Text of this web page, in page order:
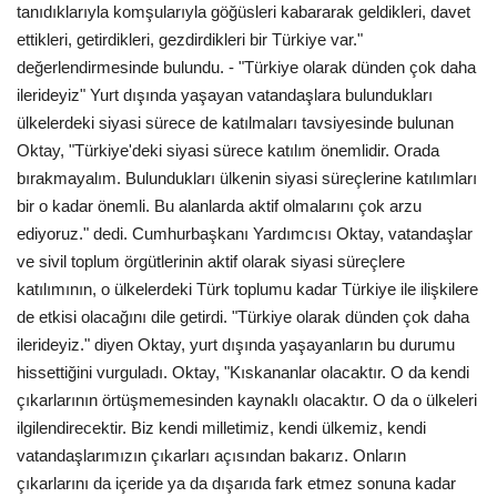
tanıdıklarıyla komşularıyla göğüsleri kabararak geldikleri, davet
ettikleri, getirdikleri, gezdirdikleri bir Türkiye var."
değerlendirmesinde bulundu. - "Türkiye olarak dünden çok daha
ilerideyiz" Yurt dışında yaşayan vatandaşlara bulundukları
ülkelerdeki siyasi sürece de katılmaları tavsiyesinde bulunan
Oktay, "Türkiye'deki siyasi sürece katılım önemlidir. Orada
bırakmayalım. Bulundukları ülkenin siyasi süreçlerine katılımları
bir o kadar önemli. Bu alanlarda aktif olmalarını çok arzu
ediyoruz." dedi. Cumhurbaşkanı Yardımcısı Oktay, vatandaşlar
ve sivil toplum örgütlerinin aktif olarak siyasi süreçlere
katılımının, o ülkelerdeki Türk toplumu kadar Türkiye ile ilişkilere
de etkisi olacağını dile getirdi. "Türkiye olarak dünden çok daha
ilerideyiz." diyen Oktay, yurt dışında yaşayanların bu durumu
hissettiğini vurguladı. Oktay, "Kıskananlar olacaktır. O da kendi
çıkarlarının örtüşmemesinden kaynaklı olacaktır. O da o ülkeleri
ilgilendirecektir. Biz kendi milletimiz, kendi ülkemiz, kendi
vatandaşlarımızın çıkarları açısından bakarız. Onların
çıkarlarını da içeride ya da dışarıda fark etmez sonuna kadar